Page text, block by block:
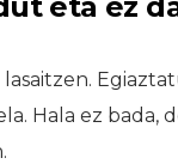
lasaitzen.
Hala ez bada,